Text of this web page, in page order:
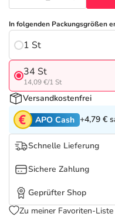
Tierapotheke
Vitamine &
Marken
Salus Deals
In folgenden Packungsgrößen
1 St
34 St
14,09 €/1 St
Versandkostenfrei
APO Cash +4,79 €
Schnelle Lieferung
Sichere Zahlung
Geprüfter Shop
Zu meiner Favoriten-